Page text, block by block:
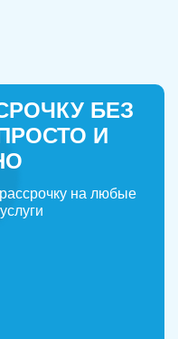
БЕЗ
И
на любые